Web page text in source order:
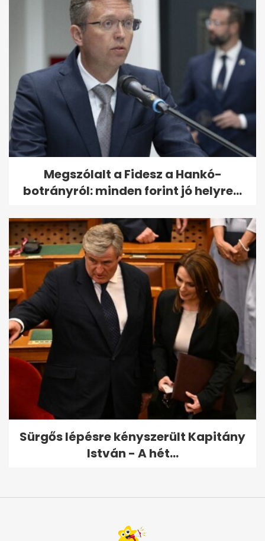
Megszólalt a Fidesz a Hankó-
botrányról: minden forint jó helyre...
Sürgős lépésre kényszerült Kapitány
István - A hét...